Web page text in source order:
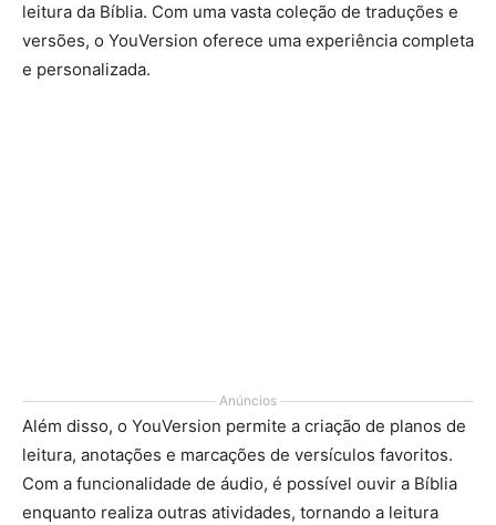
leitura da Bíblia. Com uma vasta coleção de traduções e
versões, o YouVersion oferece uma experiência completa
e personalizada.
Anúncios
Além disso, o YouVersion permite a criação de planos de
leitura, anotações e marcações de versículos favoritos.
Com a funcionalidade de áudio, é possível ouvir a Bíblia
enquanto realiza outras atividades, tornando a leitura